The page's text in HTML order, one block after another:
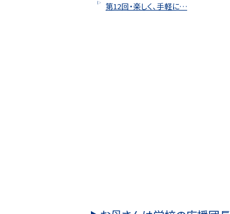
第12回・楽しく、手軽に…